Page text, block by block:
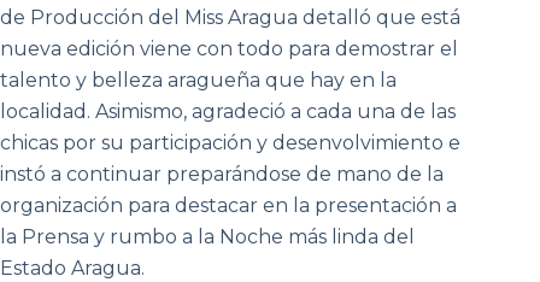
de Producción del Miss Aragua detalló que está
nueva edición viene con todo para demostrar el
talento y belleza aragueña que hay en la
localidad. Asimismo, agradeció a cada una de las
chicas por su participación y desenvolvimiento e
instó a continuar preparándose de mano de la
organización para destacar en la presentación a
la Prensa y rumbo a la Noche más linda del
Estado Aragua.